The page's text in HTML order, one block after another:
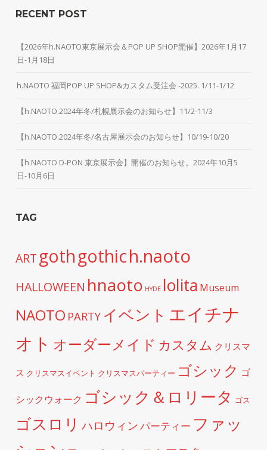
RECENT POST
【2026年h.NAOTO東京展示会＆POP UP SHOP開催】2026年1月17
日-1月18日
h.NAOTO 福岡POP UP SHOP&カスタム受注会 -2025. 1/11-1/12
【h.NAOTO.2024年冬/札幌展示会のお知らせ】11/2-11/3
【h.NAOTO.2024年冬/名古屋展示会のお知らせ】10/19-10/20
【h.NAOTO D-PON 東京展示会】開催のお知らせ。2024年10月5
日-10月6日
TAG
ART gothgothich.naoto
HALLOWEEN hnaoto HYDE lolita Museum
NAOTO PARTY イベント エイチナ
オト オーダーメイド カスタム クリスマ
ス クリスマスイベント クリスマスパーティー ゴシック ゴ
シックウォーク ゴシック＆ロリータ ゴス
ゴスロリ ハロウィンパーティー ファッ